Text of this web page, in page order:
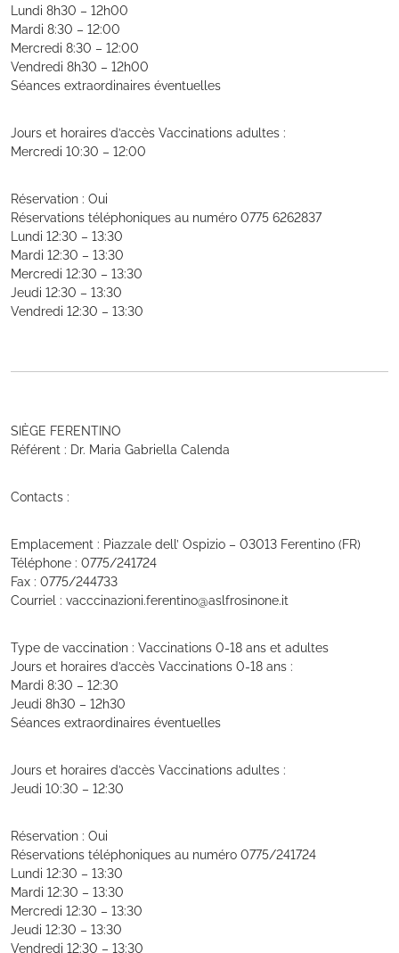
Lundi 8h30 – 12h00
Mardi 8:30 – 12:00
Mercredi 8:30 – 12:00
Vendredi 8h30 – 12h00
Séances extraordinaires éventuelles
Jours et horaires d’accès Vaccinations adultes :
Mercredi 10:30 – 12:00
Réservation : Oui
Réservations téléphoniques au numéro 0775 6262837
Lundi 12:30 – 13:30
Mardi 12:30 – 13:30
Mercredi 12:30 – 13:30
Jeudi 12:30 – 13:30
Vendredi 12:30 – 13:30
SIÈGE FERENTINO
Référent : Dr. Maria Gabriella Calenda
Contacts :
Emplacement : Piazzale dell’ Ospizio – 03013 Ferentino (FR)
Téléphone : 0775/241724
Fax : 0775/244733
Courriel : vacccinazioni.ferentino@aslfrosinone.it
Type de vaccination : Vaccinations 0-18 ans et adultes
Jours et horaires d’accès Vaccinations 0-18 ans :
Mardi 8:30 – 12:30
Jeudi 8h30 – 12h30
Séances extraordinaires éventuelles
Jours et horaires d’accès Vaccinations adultes :
Jeudi 10:30 – 12:30
Réservation : Oui
Réservations téléphoniques au numéro 0775/241724
Lundi 12:30 – 13:30
Mardi 12:30 – 13:30
Mercredi 12:30 – 13:30
Jeudi 12:30 – 13:30
Vendredi 12:30 – 13:30